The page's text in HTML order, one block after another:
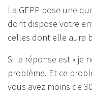
La GEPP pose une
dont dispose votre
celles dont elle aura
Si la réponse est « je
problème. Et ce
vous avez moins de